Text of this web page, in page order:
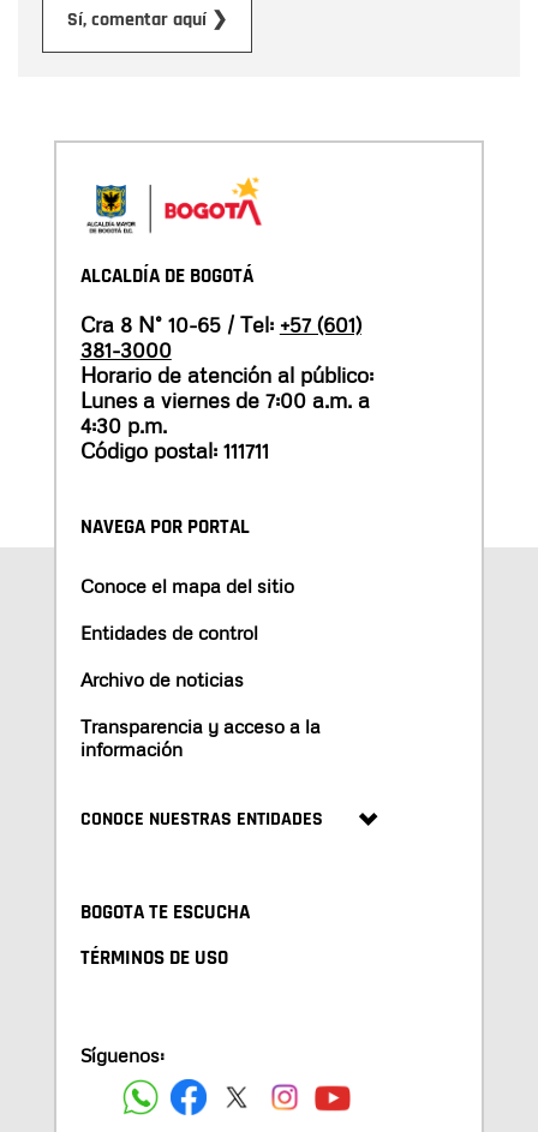
Sí, comentar aquí ❯
ALCALDÍA DE BOGOTÁ
Cra 8 N° 10-65 / Tel: +57 (601)
381-3000
Horario de atención al público:
Lunes a viernes de 7:00 a.m. a
4:30 p.m.
Código postal: 111711
NAVEGA POR PORTAL
Conoce el mapa del sitio
Entidades de control
Archivo de noticias
Transparencia y acceso a la
información
CONOCE NUESTRAS ENTIDADES
BOGOTA TE ESCUCHA
TÉRMINOS DE USO
Síguenos: